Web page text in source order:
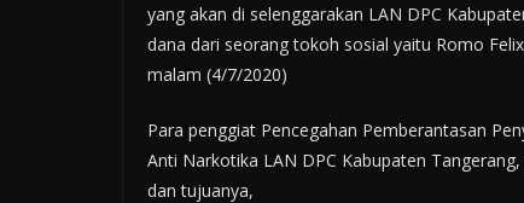
yang akan di selenggarakan LAN DPC
dana dari seorang tokoh sosial yaitu Romo
malam (4/7/2020)
Para penggiat Pencegahan Pemberantasan
Anti Narkotika LAN DPC Kabupaten
dan tujuanya,